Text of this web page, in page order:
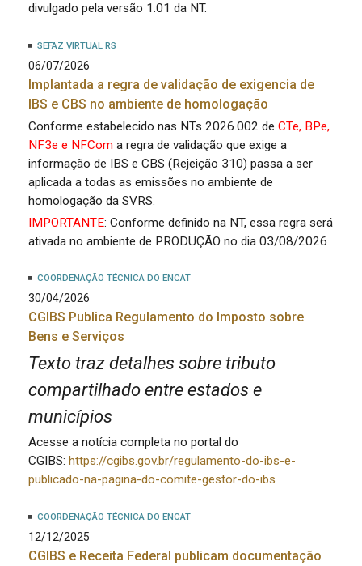
divulgado pela versão 1.01 da NT.
SEFAZ VIRTUAL RS
06/07/2026
Implantada a regra de validação de exigencia de
IBS e CBS no ambiente de homologação
Conforme estabelecido nas NTs 2026.002 de CTe, BPe,
NF3e e NFComa regra de validação que exige a
informação de IBS e CBS (Rejeição 310) passa a ser
aplicada a todas as emissões no ambiente de
homologação da SVRS.
IMPORTANTE: Conforme definido na NT, essa regra será
ativada no ambiente de PRODUÇÃO no dia 03/08/2026
COORDENAÇÃO TÉCNICA DO ENCAT
30/04/2026
CGIBS Publica Regulamento do Imposto sobre
Bens e Serviços
Texto traz detalhes sobre tributo
compartilhado entre estados e
municípios
Acesse a notícia completa no portal do
CGIBS: https://cgibs.gov.br/regulamento-do-ibs-e-
publicado-na-pagina-do-comite-gestor-do-ibs
COORDENAÇÃO TÉCNICA DO ENCAT
12/12/2025
CGIBS e Receita Federal publicam documentação